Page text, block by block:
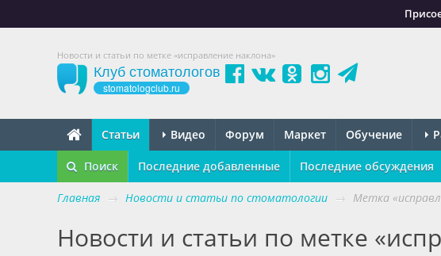
Новости и статьи по метке «исправление наклона»
Клуб стоматологов
stomatologclub.ru
Статьи Видео Форум Маркет Обучение
Поиск Последние добавленные Последние обсуждения
Главная → Новости и статьи по стоматологии → Метка
Новости и статьи по метке